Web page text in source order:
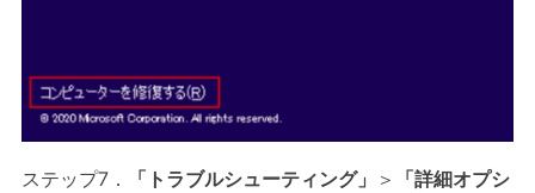
ステップ7． 「トラブルシューティング」 ＞
「詳細オプシ